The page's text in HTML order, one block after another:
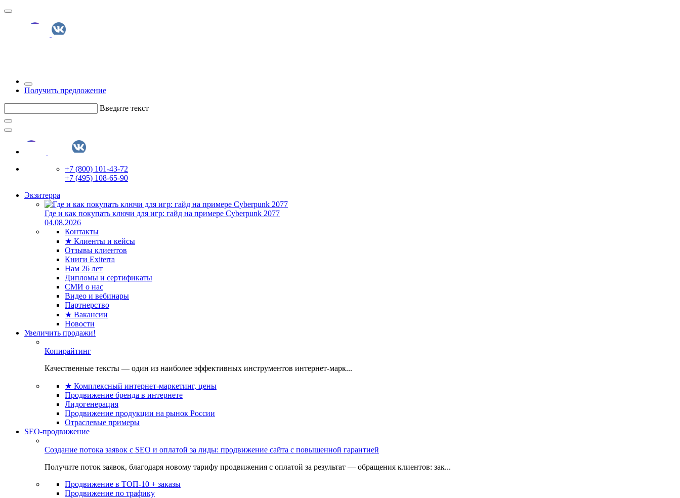
Получить предложение
Введите текст
+7 (800) 101-43-72
+7 (495) 108-65-90
Экзитерра
Где и как покупать ключи для игр: гайд на примере Cyberpunk 2077
04.08.2026
Контакты
★ Клиенты и кейсы
Отзывы клиентов
Книги Exiterra
Нам 26 лет
Дипломы и сертификаты
СМИ о нас
Видео и вебинары
Партнерство
★ Вакансии
Новости
Увеличить продажи!
Копирайтинг
Качественные тексты — один из наиболее эффективных инструментов интернет-марк...
★ Комплексный интернет-маркетинг, цены
Продвижение бренда в интернете
Лидогенерация
Продвижение продукции на рынок России
Отраслевые примеры
SEO-продвижение
Создание потока заявок с SEO и оплатой за лиды: продвижение сайта с повышенной гарантией
Получите поток заявок, благодаря новому тарифу продвижения с оплатой за результат — обращения клиентов: зак...
Продвижение в ТОП-10 + заказы
Продвижение по трафику